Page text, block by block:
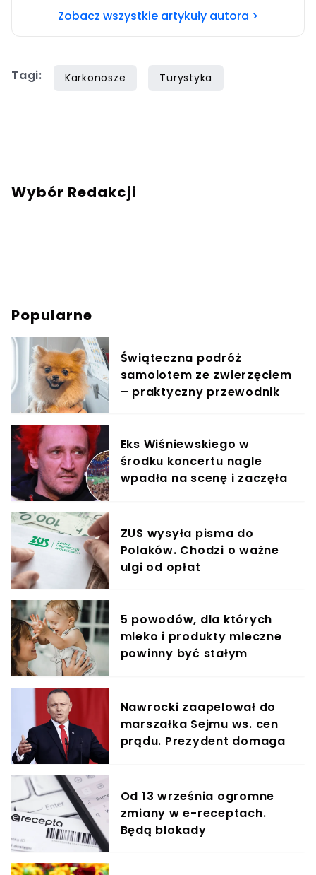
Zobacz wszystkie artykuły autora >
Tagi: Karkonosze Turystyka
Wybór Redakcji
Popularne
Świąteczna podróż
samolotem ze zwierzęciem
– praktyczny przewodnik
Eks Wiśniewskiego w
środku koncertu nagle
wpadła na scenę i zaczęła
ZUS wysyła pisma do
Polaków. Chodzi o ważne
ulgi od opłat
5 powodów, dla których
mleko i produkty mleczne
powinny być stałym
Nawrocki zaapelował do
marszałka Sejmu ws. cen
prądu. Prezydent domaga
Od 13 września ogromne
zmiany w e-receptach.
Będą blokady